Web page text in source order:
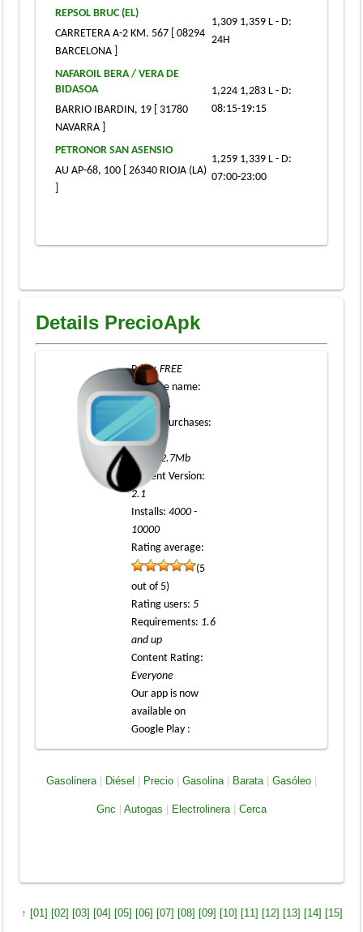
REPSOL BRUC (EL)
CARRETERA A-2 KM. 567 [ 08294
BARCELONA ]
1,309 1,359 L - D:
24H
NAFAROIL BERA / VERA DE
BIDASOA
BARRIO IBARDIN, 19 [ 31780
NAVARRA ]
1,224 1,283 L - D:
08:15-19:15
PETRONOR SAN ASENSIO
AU AP-68, 100 [ 26340 RIOJA (LA)
1,259 1,339 L - D:
07:00-23:00
Details PrecioApk
Price:FREE
Package name:
CocoGas
In-app purchases:
NO
Size
12.7Mb
Current Version:
2.1
Installs:4000 -
10000
Rating average:
(5
out of 5)
Rating users:5
Requirements: 1.6
and up
Content Rating:
Everyone
Our app is now
available on
Google Play :
Gasolinera| Diésel Precio| Gasolina| Barata| Gasóleo|
Gnc Autogas Electrolinera| Cerca
↑ [01] [02] [03] [04] [05] [06] [07] [08] [09] [10] [11] [12] [13] [14] [15]